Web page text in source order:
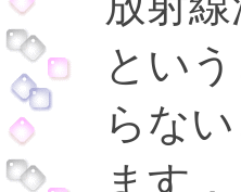
とい
らな
ます．